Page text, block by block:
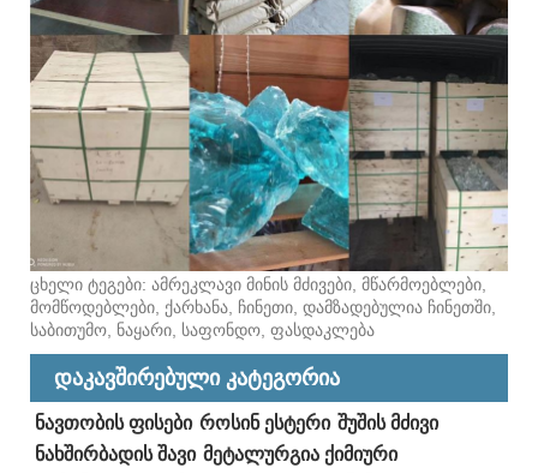
ცხელი ტეგები: ამრეკლავი მინის მძივები, მწარმოებლები,
მომწოდებლები, ქარხანა, ჩინეთი, დამზადებულია ჩინეთში,
საბითუმო, ნაყარი, საფონდო, ფასდაკლება
დაკავშირებული კატეგორია
ნავთობის ფისები როსინ ესტერი შუშის მძივი
ნახშირბადის შავი მეტალურგია ქიმიური